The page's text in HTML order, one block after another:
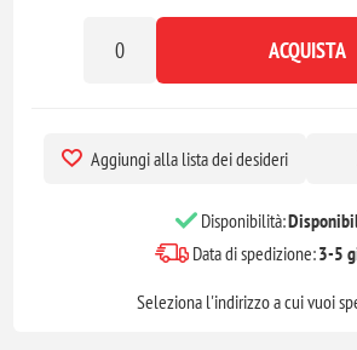
ACQUISTA
Aggiungi alla lista dei desideri
Disponibilità:
Data di spedizione:3-5
Seleziona l'indirizzo a cui vuoi